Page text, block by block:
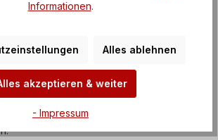
Seiten nach den allgemeinen Gesetzen
§§ 8 bis 10 TMG sind wir als
nicht verpflichtet, übermittelte oder
Informationen zu überwachen oder
forschen, die auf eine rechtswidrige
Informationen.
Alles ablehnen
akzeptieren & weiter
- Impressum